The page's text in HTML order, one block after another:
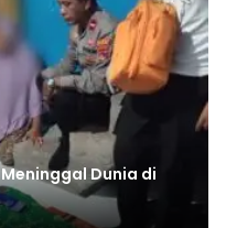
Dunia di